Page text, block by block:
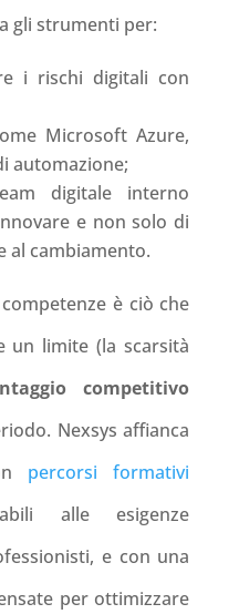
gli strumenti per:
i rischi digitali con
Microsoft Azure,
automazione;
digitale interno
e non solo di
al cambiamento.
è ciò che
un limite (la scarsità
competitivo
Nexsys affianca
percorsi formativi
alle esigenze
e con una
per ottimizzare